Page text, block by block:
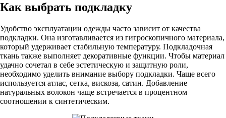
Как выбрать подкладку
Удобство эксплуатации одежды часто зависит от качества
подкладки. Она изготавливается из гигроскопичного материала,
который удерживает стабильную температуру. Подкладочная
ткань также выполняет декоративные функции. Чтобы материал
удачно сочетал в себе эстетическую и защитную роли,
необходимо уделить внимание выбору подкладки. Чаще всего
используется атлас, сетка, вискоза, сатин. Добавление
натуральных волокон чаще встречается в процентном
соотношении к синтетическим.